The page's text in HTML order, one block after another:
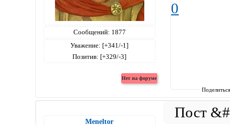
Сообщений: 1877
Уважение: [+341/-1]
Позитив: [+329/-3]
0
Meneltоr